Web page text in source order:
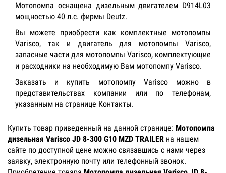
Мотопомпа оснащена дизельным двигателем D914L03
мощностью 40 л.с. фирмы Deutz.
Вы можете приобрести как комплектные мотопомпы
Varisco, так и двигатель для мотопомпы Varisco,
запасные части для мотопомпы Varisco, комплектующие
и расходники на необходимую Вам мотопомпу Varisco.
Заказать и купить мотопомпу Varisco можно в
представительствах компании или по телефонам,
указанным на странице Контакты.
Купить товар приведенный на данной странице: Мотопомпа
дизельная Varisco JD 8-300 G10 MZD TRAILER на нашем
сайте по доступной цене можно связавшись с нами через
заявку, электронную почту или телефонный звонок.